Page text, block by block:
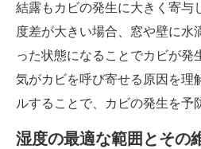
結露もカビの発生に大きく寄与
度差が大きい場合、窓や壁に水
った状態になることでカビが発
気がカビを呼び寄せる原因を理
ルすることで、カビの発生を予
湿度の最適な範囲とその